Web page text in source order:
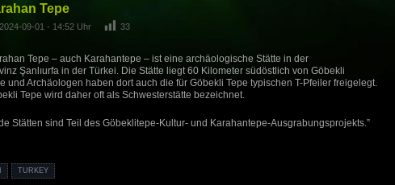
Tepe
2024-09-01 - 14:52 Uhr 33
Tepe – auch Karahantepe – ist eine archäologische Stätte in der
Şanlıurfa in der Türkei. Die Stätte liegt 60 Kilometer südöstlich von Göbekli
und Archäologen haben dort auch die für Göbekli Tepe typischen T-Pfeiler freigelegt.
Tepe wird daher oft als Schwesterstätte bezeichnet.
Stätten sind Teil des Göbeklitepe-Kultur- und Karahantepe-Ausgrabungsprojekts.”
TURKEY